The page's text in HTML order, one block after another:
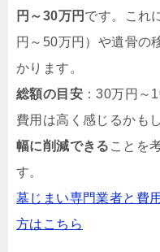
円～30万円 です。これ
円～50万円）や遺骨の
かります。
総額の目安 ：30万円～
費用は高く感じるかも
幅に削減できる ことを
す。
墓じまい専門業者と費
方はこちら